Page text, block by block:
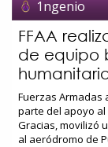
1ngenio
FFAA
de equipo
Fuerzas Armadas
parte del apoyo
Gracias, movilizó
al aeródromo de